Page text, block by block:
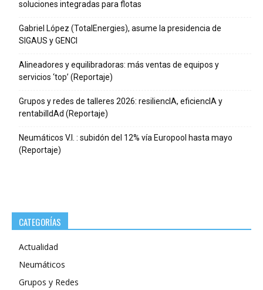
soluciones integradas para flotas
Gabriel López (TotalEnergies), asume la presidencia de
SIGAUS y GENCI
Alineadores y equilibradoras: más ventas de equipos y
servicios ‘top’ (Reportaje)
Grupos y redes de talleres 2026: resiliencIA, eficiencIA y
rentabilIdAd (Reportaje)
Neumáticos V.I. : subidón del 12% vía Europool hasta mayo
(Reportaje)
CATEGORÍAS
Actualidad
Neumáticos
Grupos y Redes